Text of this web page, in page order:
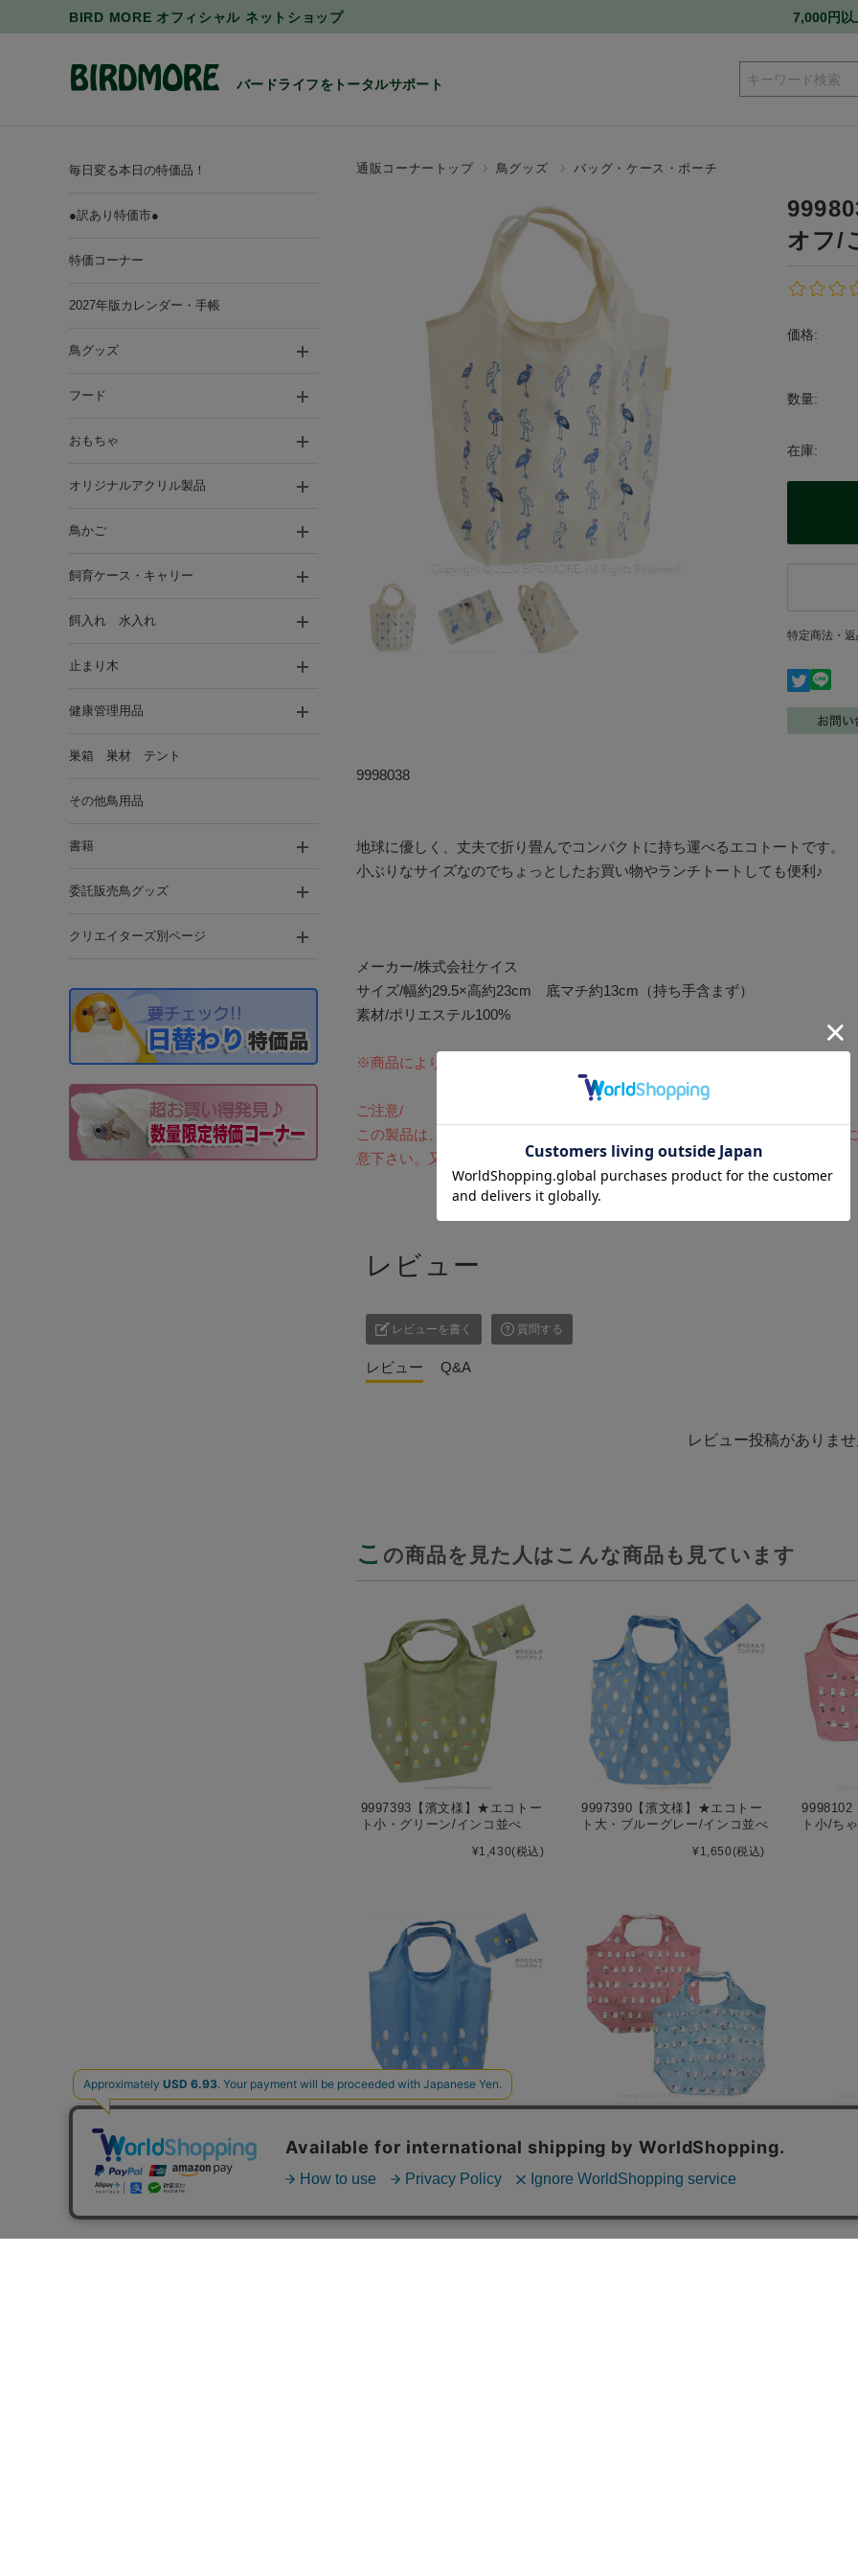
BIRD MORE オフィシャル ネットショップ 7,000円
バードライフをトータルサポート
通販コーナートップ 鳥グッズ バッグ・ケース・ポーチ
オフ/
価格:
数量:
在庫:
特定商法・
9998038
地球に優しく、丈夫で折り畳んでコンパクトに持ち運べるエコトートです。
小ぶりなサイズなのでちょっとしたお買い物やランチトートしても便利♪
メーカー/株式会社ケイス
サイズ/幅約29.5×高約23cm 底マチ約13cm（持ち手含まず）
素材/ポリエステル100%
※商品により柄の出方に違いがあります。ご了承下さい。
ご注意/
この製品は、厳選された素材で丁寧に作られておりますが、水濡れ、摩擦等
意下さい。又、洗濯はお避け下さい。
レビュー
レビューを書く 質問する
レビュー Q&A
レビュー投稿がありま
こ の商品を見た人はこんな商品も見ています
9997393【濱文様】★エコトー
ト小・グリーン/インコ並べ
¥1,430(税込)
9997390【濱文様】★エコトー
ト大・ブルーグレー/インコ並べ
¥1,650(税込)
9998102
ト小/ち
¥1,650 (税込)
毎日変る本日の特価品！
●訳あり特価市●
特価コーナー
2027年版カレンダー・手帳
鳥グッズ
フード
おもちゃ
オリジナルアクリル製品
鳥かご
飼育ケース・キャリー
餌入れ 水入れ
止まり木
健康管理用品
巣箱 巣材 テント
その他鳥用品
書籍
委託販売鳥グッズ
クリエイターズ別ページ